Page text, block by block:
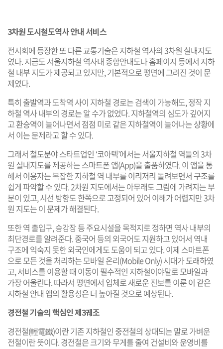
3차원 도시철도역사 안내 서비스
전시회에 등장한 또 다른 교통기술은 지하철 역사의 3차원 실내지도
였다. 지금도 서울지하철 역사내 종합안내도나 홈페이지 등에서 지하
철 내부 지도가 제공되고 있지만, 기본적으로 평면에 그려진 것이 문
제였다.
특히 출발역과 도착역 사이 지하철 경로는 검색이 가능해도, 정작 지
하철 역사 내부의 경로는 알 수가 없었다. 지하철역의 심도가 깊어지
고 환승역이 늘어나면서 점점 미로 같은 지하철역이 늘어나는 상황에
서 이는 문제라고 할 수 있다.
그래서 철도분야 스타트업인 ‘코아텍’에서는 서울지하철 역들의 3차
원 실내지도를 제공하는 스마트폰 앱(App)을 출품하였다. 이 앱을 통
해서 이용자는 복잡한 지하철 역 내부를 이리저리 돌려보면서 구조를
쉽게 파악할 수 있다. 2차원 지도에서는 아무래도 그림에 가려지는 부
분이 있고, 시선 방향도 한쪽으로 고정되어 있어 이해가 어렵지만 3차
원 지도는 이 문제가 해결된다.
또한 역 출입구, 승강장 등 주요시설을 목적지로 정하면 역사 내부의
최단경로를 알려준다. 중국어 등의 외국어도 지원하고 있어서 역내
구조에 익숙지 못한 외국인에게도 도움이 되고 있다. 이제 스마트폰
으로 모든 것을 처리하는 모바일 온리(Mobile Only) 시대가 도래하였
고, 서비스를 이용할 때 이동이 필수적인 지하철이야말로 모바일과
가장 어울린다. 따라서 평면에서 입체로 새로운 진보를 이룬 이 같은
지하철 안내 앱의 활용성은 더 높아질 것으로 예상된다.
경전철 기술의 핵심인 제3궤조
경전철(輕電鐵)이란 기존 지하철인 중전철의 상대되는 말로 가벼운
전철이란 뜻이다. 경전철은 크기와 무게를 줄여 건설비와 운영비를